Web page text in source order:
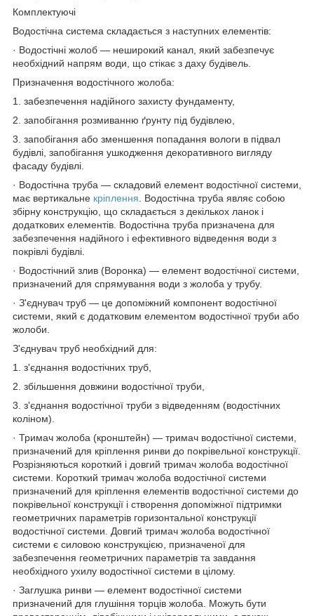
Комплектуючі
Водостічна система складається з наступних елементів:
· Водостічні жолоб — неширокий канал, який забезпечує
необхідний напрям води, що стікає з даху будівель.
Призначення водостічного жолоба:
1. забезпечення надійного захисту фундаменту,
2. запобігання розмиванню ґрунту під будівлею,
3. запобігання або зменшення попадання вологи в підвал
будівлі, запобігання ушкодження декоративного вигляду
фасаду будівлі.
· Водостічна труба — складовий елемент водостічної системи,
має вертикальне кріплення. Водостічна труба являє собою
збірну конструкцію, що складається з декількох ланок і
додаткових елементів. Водостічна труба призначена для
забезпечення надійного і ефективного відведення води з
покрівлі будівлі.
· Водостічний злив (Воронка) — елемент водостічної системи,
призначений для спрямування води з жолоба у трубу.
· З'єднувач труб — це допоміжний компонент водостічної
системи, який є додатковим елементом водостічної труби або
жолоби.
З'єднувач труб необхідний для:
1. з'єднання водостічних труб,
2. збільшення довжини водостічної труби,
3. з'єднання водостічної труби з відведенням (водостічних
коліном).
· Тримач жолоба (кронштейн) — тримач водостічної системи,
призначений для кріплення ринви до покрівельної конструкції.
Розрізняються короткий і довгий тримач жолоба водостічної
системи. Короткий тримач жолоба водостічної системи
призначений для кріплення елементів водостічної системи до
покрівельної конструкції і створення допоміжної підтримки
геометричних параметрів горизонтальної конструкції
водостічної системи. Довгий тримач жолоба водостічної
системи є силовою конструкцією, призначеної для
забезпечення геометричних параметрів та завдання
необхідного ухилу водостічної системи в цілому.
· Заглушка ринви — елемент водостічної системи
призначений для глушіння торців жолоба. Можуть бути